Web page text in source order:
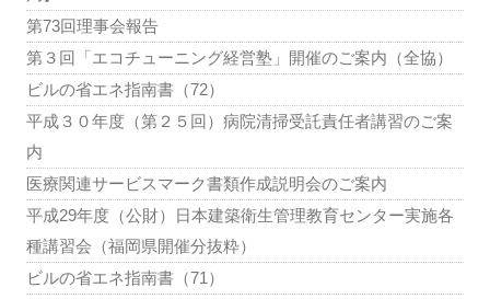
第73回理事会報告
第３回「エコチューニング経営塾」開催のご案内（全協）
ビルの省エネ指南書（72）
平成３０年度（第２５回）病院清掃受託責任者講習のご案
内
医療関連サービスマーク書類作成説明会のご案内
平成29年度（公財）日本建築衛生管理教育センター実施各
種講習会（福岡県開催分抜粋）
ビルの省エネ指南書（71）